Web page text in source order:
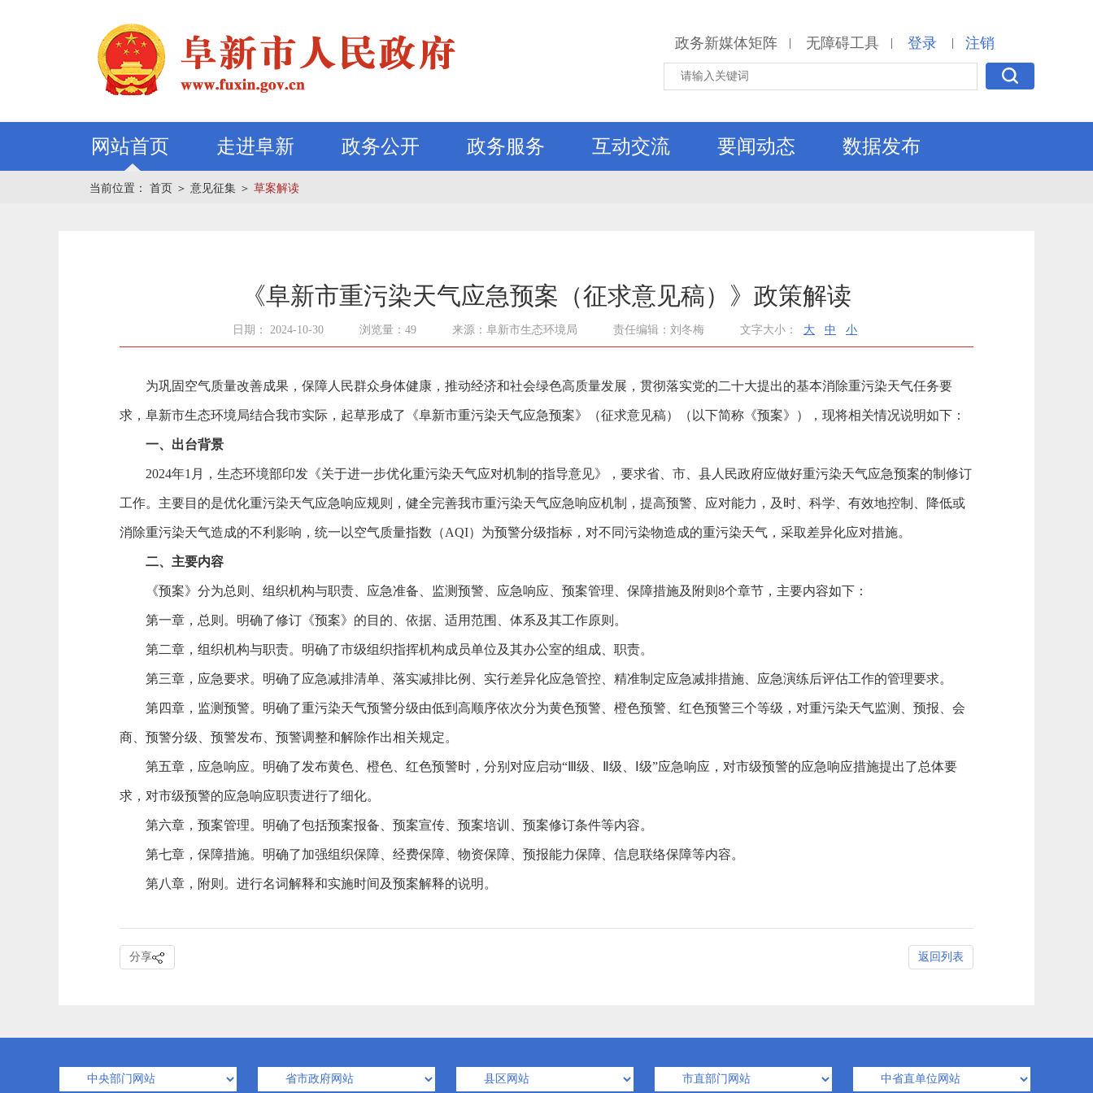
政务新媒体矩阵 | 无障碍工具 | 登录 | 注销
网站首页 走进阜新 政务公开 政务服务 互动交流 要闻动态 数据发布
当前位置： 首页 ＞ 意见征集 ＞ 草案解读
《阜新市重污染天气应急预案（征求意见稿）》政策解读
日期： 2024-10-30 浏览量：49 来源：阜新市生态环境局 责任编辑：刘冬梅 文字大小： 大 中 小
为巩固空气质量改善成果，保障人民群众身体健康，推动经济和社会绿色高质量发展，贯彻落实党的二十大提出的基本消除重污染天气任务要
求，阜新市生态环境局结合我市实际，起草形成了《阜新市重污染天气应急预案》（征求意见稿）（以下简称《预案》），现将相关情况说明如下：
一、出台背景
2024年1月，生态环境部印发《关于进一步优化重污染天气应对机制的指导意见》，要求省、市、县人民政府应做好重污染天气应急预案的制修订
工作。主要目的是优化重污染天气应急响应规则，健全完善我市重污染天气应急响应机制，提高预警、应对能力，及时、科学、有效地控制、降低或
消除重污染天气造成的不利影响，统一以空气质量指数（AQI）为预警分级指标，对不同污染物造成的重污染天气，采取差异化应对措施。
二、主要内容
《预案》分为总则、组织机构与职责、应急准备、监测预警、应急响应、预案管理、保障措施及附则8个章节，主要内容如下：
第一章，总则。明确了修订《预案》的目的、依据、适用范围、体系及其工作原则。
第二章，组织机构与职责。明确了市级组织指挥机构成员单位及其办公室的组成、职责。
第三章，应急要求。明确了应急减排清单、落实减排比例、实行差异化应急管控、精准制定应急减排措施、应急演练后评估工作的管理要求。
第四章，监测预警。明确了重污染天气预警分级由低到高顺序依次分为黄色预警、橙色预警、红色预警三个等级，对重污染天气监测、预报、会
商、预警分级、预警发布、预警调整和解除作出相关规定。
第五章，应急响应。明确了发布黄色、橙色、红色预警时，分别对应启动“Ⅲ级、Ⅱ级、Ⅰ级”应急响应，对市级预警的应急响应措施提出了总体要
求，对市级预警的应急响应职责进行了细化。
第六章，预案管理。明确了包括预案报备、预案宣传、预案培训、预案修订条件等内容。
第七章，保障措施。明确了加强组织保障、经费保障、物资保障、预报能力保障、信息联络保障等内容。
第八章，附则。进行名词解释和实施时间及预案解释的说明。
分享 返回列表